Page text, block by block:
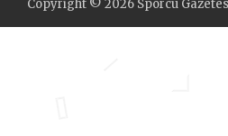
Copyright © 2026 Sporcu